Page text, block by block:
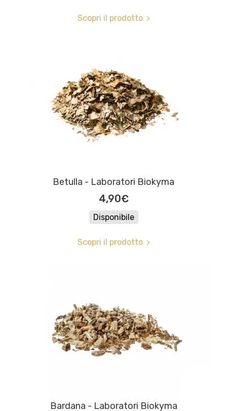
Scopri il prodotto
Betulla - Laboratori Biokyma
4,90€
Disponibile
Scopri il prodotto
Bardana - Laboratori Biokyma